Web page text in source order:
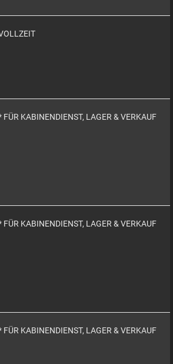
KABINENDIENST, LAGER & VERKAUF
KABINENDIENST, LAGER & VERKAUF
KABINENDIENST, LAGER & VERKAUF